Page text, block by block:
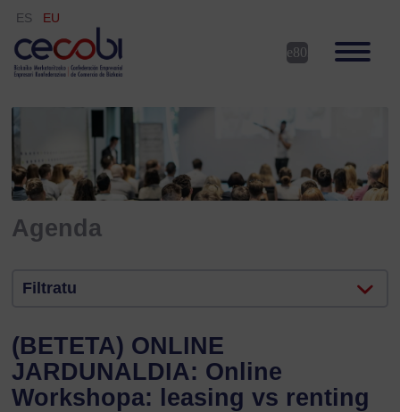
ES EU
Agenda
Filtratu
(BETETA) ONLINE
JARDUNALDIA: Online
Workshopa: leasing vs renting